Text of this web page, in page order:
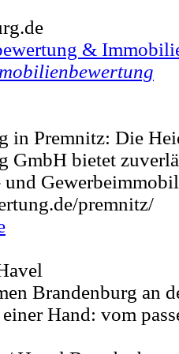
&
in Premnitz: Die
GmbH bietet
premnitz/
Brandenburg an
Hand: vom